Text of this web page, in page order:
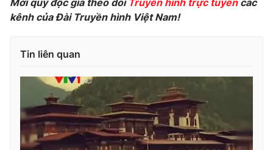
Ðiện thoại Thời báo VTV: 024.66 897 897
Email: toasoan@vtv.vn
Mời quý độc giả theo dõi Truyền hình trực tuyếncác
kênh của Đài Truyền hình Việt Nam!
Tin liên quan